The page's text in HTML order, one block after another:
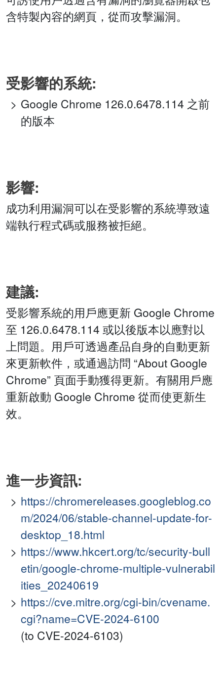
含特製內容的網頁，從而攻擊漏洞。
受影響的系統:
Google Chrome 126.0.6478.114 之前
的版本
影響:
成功利用漏洞可以在受影響的系統導致遠
端執行程式碼或服務被拒絕。
建議:
受影響系統的用戶應更新 Google Chrome
至 126.0.6478.114 或以後版本以應對以
上問題。用戶可透過產品自身的自動更新
來更新軟件，或通過訪問 “About Google
Chrome” 頁面手動獲得更新。有關用戶應
重新啟動 Google Chrome 從而使更新生
效。
進一步資訊:
https://chromereleases.googleblog.co
m/2024/06/stable-channel-update-for-
desktop_18.html
https://www.hkcert.org/tc/security-bull
etin/google-chrome-multiple-vulnerabil
ities_20240619
https://cve.mitre.org/cgi-bin/cvename.
cgi?name=CVE-2024-6100
(to CVE-2024-6103)